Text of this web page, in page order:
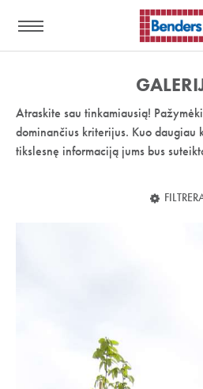
nuoroda:
Atraskite sau tinkamiausią!
dominančius kriterijus. Kuo daugiau
tikslesnę informaciją jums bus